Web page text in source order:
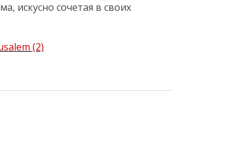
искусно сочетая в своих